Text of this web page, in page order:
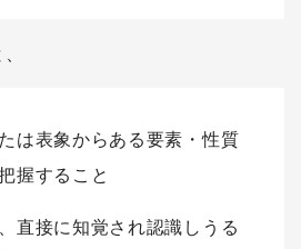
は表象からある要素・性質
握すること
直接に知覚され認識しうる